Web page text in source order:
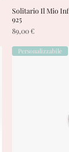
Solitario Il Mio
925
Prezzo
89,00 €
Personalizzabile